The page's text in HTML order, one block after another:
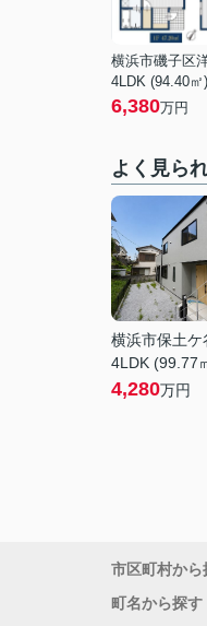
4LDK (94.40㎡)
6,380万円
よく見ら
横浜市保土ケ
4LDK (99.77
4,280万円
市区町村から
町名から探す